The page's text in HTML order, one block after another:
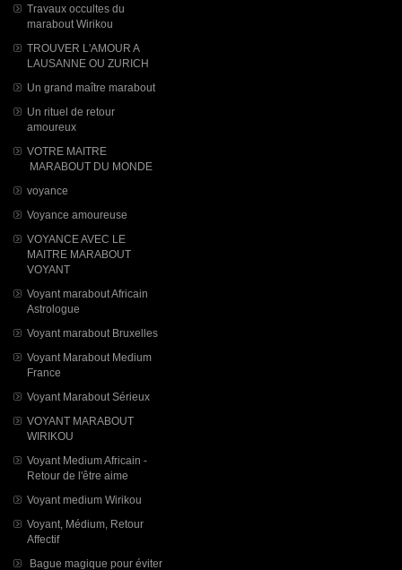
Travaux occultes du
marabout Wirikou
TROUVER L'AMOUR A
LAUSANNE OU ZURICH
Un grand maître marabout
Un rituel de retour
amoureux
VOTRE MAITRE
MARABOUT DU MONDE
voyance
Voyance amoureuse
VOYANCE AVEC LE
MAITRE MARABOUT
VOYANT
Voyant marabout Africain
Astrologue
Voyant marabout Bruxelles
Voyant Marabout Medium
France
Voyant Marabout Sérieux
VOYANT MARABOUT
WIRIKOU
Voyant Medium Africain -
Retour de l'être aime
Voyant medium Wirikou
Voyant, Médium, Retour
Affectif
Bague magique pour éviter